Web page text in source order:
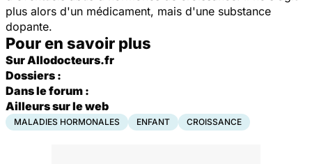
plus alors d'un médicament, mais d'une substance
dopante.
Pour en savoir plus
Sur Allodocteurs.fr
Dossiers :
Dans le forum :
Ailleurs sur le web
MALADIES HORMONALES ENFANT CROISSANCE